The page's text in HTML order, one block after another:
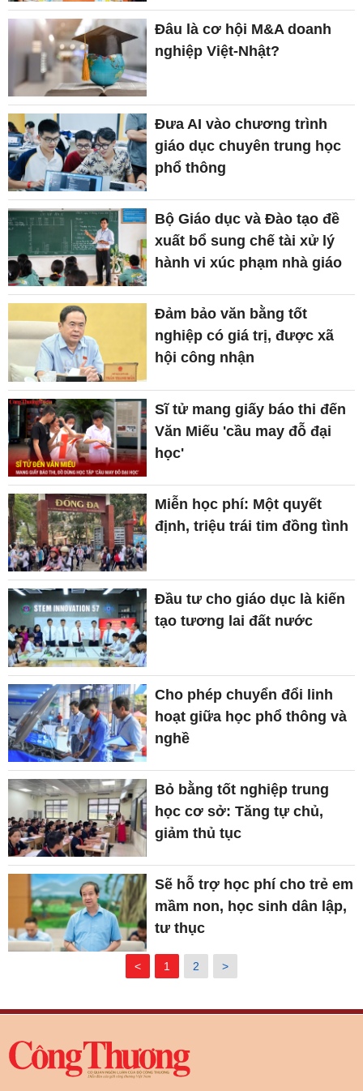
Đâu là cơ hội M&A doanh
nghiệp Việt-Nhật?
Đưa AI vào chương trình
giáo dục chuyên trung học
phổ thông
Bộ Giáo dục và Đào tạo đề
xuất bổ sung chế tài xử lý
hành vi xúc phạm nhà giáo
Đảm bảo văn bằng tốt
nghiệp có giá trị, được xã
hội công nhận
Sĩ tử mang giấy báo thi đến
Văn Miếu 'cầu may đỗ đại
học'
Miễn học phí: Một quyết
định, triệu trái tim đồng tình
Đầu tư cho giáo dục là kiến
tạo tương lai đất nước
Cho phép chuyển đổi linh
hoạt giữa học phổ thông và
nghề
Bỏ bằng tốt nghiệp trung
học cơ sở: Tăng tự chủ,
giảm thủ tục
Sẽ hỗ trợ học phí cho trẻ em
mầm non, học sinh dân lập,
tư thục
< 1 2 >